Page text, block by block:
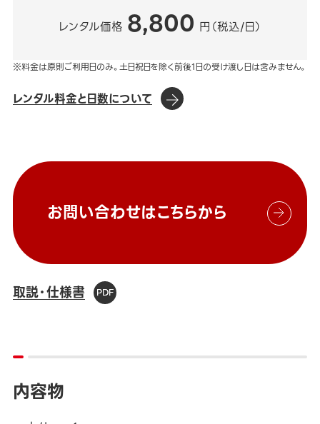
レンタル価格 8,800 円（税込/日）
※料金は原則ご利用日のみ。土日祝日を除く前後1日の受け渡し日は含みません。
レンタル料金と日数について
お問い合わせはこちらから
取説・仕様書
内容物